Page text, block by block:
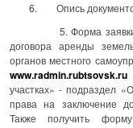
6.
Опись
5. Форма заявки на
договора аренды
органов местного
www.radmin.rubtsovsk.ru
участках» - подраздел
права на заключение
Также получить